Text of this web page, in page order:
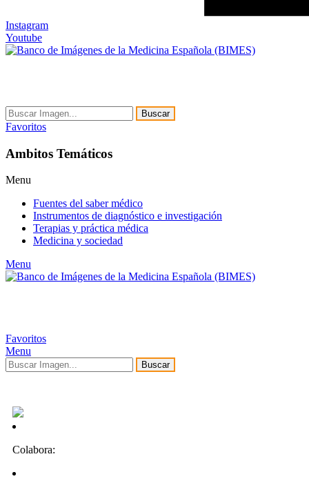
Instagram
Youtube
Buscar
Favoritos
Ambitos Temáticos
Menu
Fuentes del saber médico
Instrumentos de diagnóstico e investigación
Terapias y práctica médica
Medicina y sociedad
Menu
Favoritos
Menu
Buscar
Colabora: